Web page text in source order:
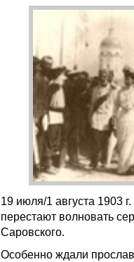
19 июля/1 августа 1903
перестают волновать
Саровского.
Особенно ждали